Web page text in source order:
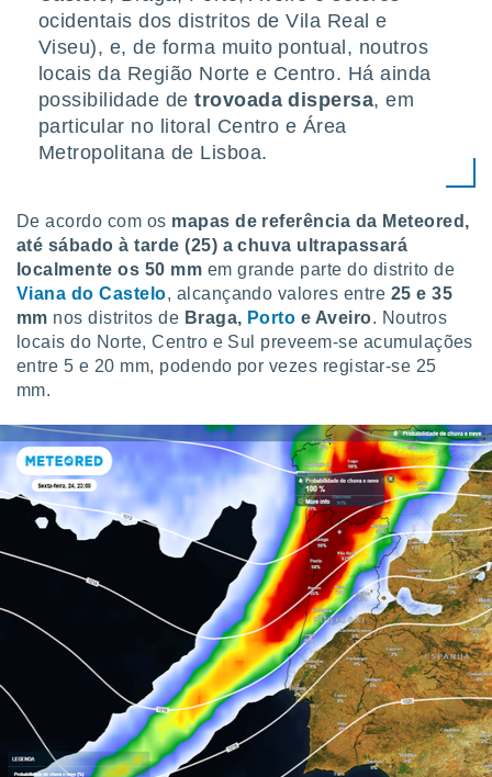
através
estudos
e
de
1199
ocidentais dos distritos de Vila Real e
Viseu), e, de forma muito pontual, noutros
locais da Região Norte e Centro. Há ainda
possibilidade detrovoada dispersa, em
particular no litoral Centro e Área
Metropolitana de Lisboa.
De acordo com os mapas de referência da Meteored,
até sábado à tarde (25) a chuva ultrapassará
localmente os 50 mm em grande parte do distrito de
Viana do Castelo, alcançando valores entre 25 e 35
mm nos distritos de Braga, Porto e Aveiro. Noutros
locais do Norte, Centro e Sul preveem-se acumulações
entre 5 e 20 mm, podendo por vezes registar-se 25
mm.